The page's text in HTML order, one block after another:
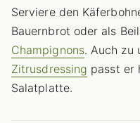
Serviere den
Bauernbrot oder als
Champignons. Auch zu
Zitrusdressing passt er
Salatplatte.